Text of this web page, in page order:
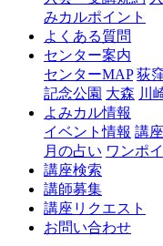
みカルポイント
よくある質問
センター案内
センターMAP 荻
記念公園 大森 川
よみカル情報
イベント情報 講
月の占い ワンポ
講座検索
講師募集
講座リクエスト
お問い合わせ